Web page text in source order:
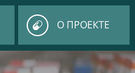
О ПРОЕКТЕ